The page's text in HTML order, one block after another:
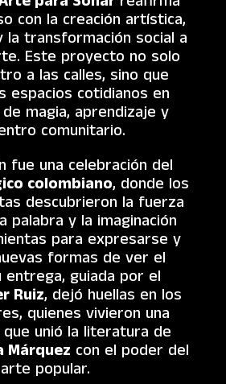
con la creación artística,
la transformación social a
Este proyecto no solo
a las calles, sino que
espacios cotidianos en
magia, aprendizaje y
comunitario.
fue una celebración del
colombiano, donde los
descubrieron la fuerza
palabra y la imaginación
para expresarse y
formas de ver el
entrega, guiada por el
Ruiz, dejó huellas en los
quienes vivieron una
que unió la literatura de
Márquez con el poder del
arte popular.